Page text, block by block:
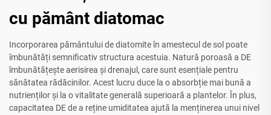
cu pământ diatomac
Incorporarea pământului de diatomite în amestecul de sol poate
îmbunătăți semnificativ structura acestuia. Natură poroasă a DE
îmbunătățește aerisirea și drenajul, care sunt esențiale pentru
sănătatea rădăcinilor. Acest lucru duce la o absorbție mai bună a
nutrienților și la o vitalitate generală superioară a plantelor. În plus,
capacitatea DE de a reține umiditatea ajută la menținerea unui nivel